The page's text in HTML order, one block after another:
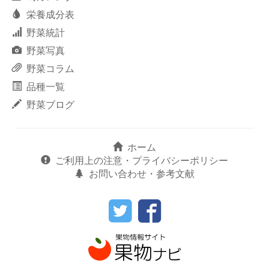
栄養成分表
野菜統計
野菜写真
野菜コラム
品種一覧
野菜ブログ
ホーム
ご利用上の注意・プライバシーポリシー
お問い合わせ・参考文献